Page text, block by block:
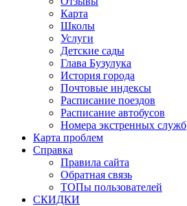
Карта
Школы
Услуги
Детские сады
Глава Бузулука
История города
Почтовые индексы
Расписание поездов
Расписание автобусов
Номера экстренных служб
Карта проблем
Справка
Правила сайта
Обратная связь
ТОПы пользователей
СКИДКИ